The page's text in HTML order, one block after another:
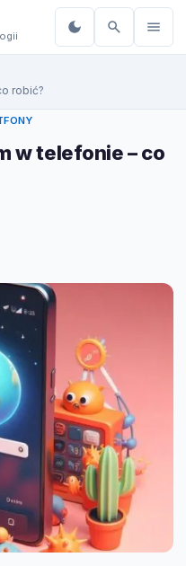
robić?
w telefonie – co